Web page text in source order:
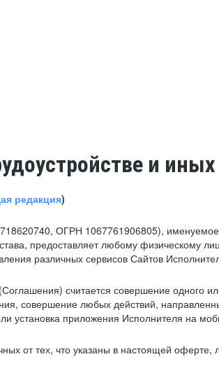
и иных
редакция)
ОГРН 1067761906805),
предоставляет любому физическому
различных сервисов Сайтов
считается совершение одного
совершение любых действий,
приложения Исполнителя на
от тех, что указаны в настоящей оферте,